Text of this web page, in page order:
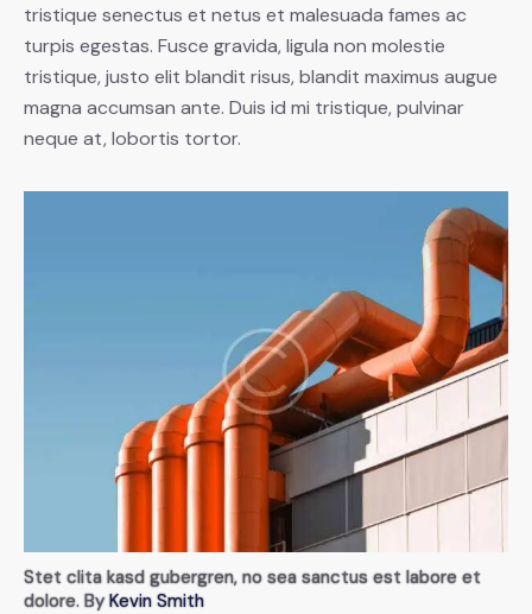
tristique senectus et netus et malesuada fames ac
turpis egestas. Fusce gravida, ligula non molestie
tristique, justo elit blandit risus, blandit maximus augue
magna accumsan ante. Duis id mi tristique, pulvinar
neque at, lobortis tortor.
Stet clita kasd gubergren, no sea sanctus est labore et
dolore. ByKevin Smith